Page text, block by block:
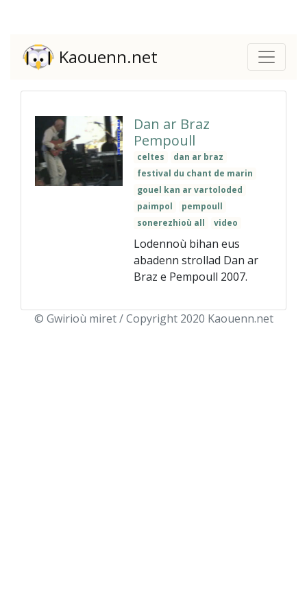
Kaouenn.net
Dan ar Braz
Pempoull
celtes
dan ar braz
festival du chant de marin
gouel kan ar vartoloded
paimpol
pempoull
sonerezhioù all
video
Lodennoù bihan eus
abadenn strollad Dan ar
Braz e Pempoull 2007.
© Gwirioù miret / Copyright 2020 Kaouenn.net